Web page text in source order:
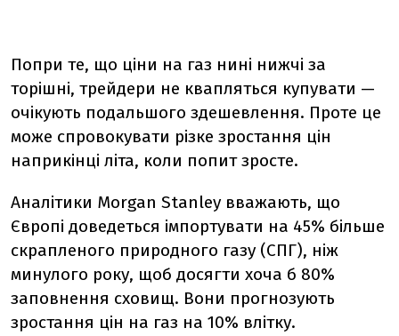
Попри те, що ціни на газ нині нижчі за
торішні, трейдери не квапляться купувати —
очікують подальшого здешевлення. Проте це
може спровокувати різке зростання цін
наприкінці літа, коли попит зросте.
Аналітики Morgan Stanley вважають, що
Європі доведеться імпортувати на 45% більше
скрапленого природного газу (СПГ), ніж
минулого року, щоб досягти хоча б 80%
заповнення сховищ. Вони прогнозують
зростання цін на газ на 10% влітку.